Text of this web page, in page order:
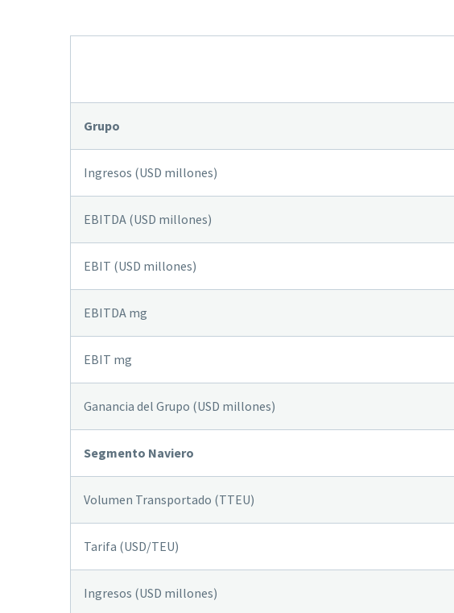
Grupo
Ingresos (USD millones)
EBITDA (USD millones)
EBIT (USD millones)
EBITDA mg
EBIT mg
Ganancia del Grupo (USD millones)
Segmento Naviero
Volumen Transportado (TTEU)
Tarifa (USD/TEU)
Ingresos (USD millones)